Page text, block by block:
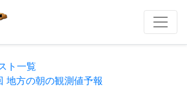
ト一覧
地方の朝の観測値予報